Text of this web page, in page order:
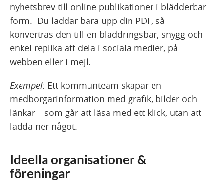
nyhetsbrev till online publikationer i blädderbar
form. Du laddar bara upp din PDF, så
konvertras den till en bläddringsbar, snygg och
enkel replika att dela i sociala medier, på
webben eller i mejl.
Exempel: Ett kommunteam skapar en
medborgarinformation med grafik, bilder och
länkar – som går att läsa med ett klick, utan att
ladda ner något.
Ideella organisationer &
föreningar